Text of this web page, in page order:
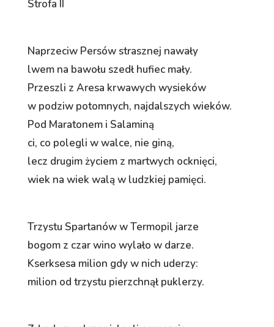
Strofa II
Naprzeciw Persów strasznej nawały
lwem na bawołu szedł hufiec mały.
Przeszli z Aresa krwawych wysieków
w podziw potomnych, najdalszych wieków.
Pod Maratonem i Salaminą
ci, co polegli w walce, nie giną,
lecz drugim życiem z martwych ocknięci,
wiek na wiek walą w ludzkiej pamięci.
Trzystu Spartanów w Termopil jarze
bogom z czar wino wylało w darze.
Kserksesa milion gdy w nich uderzy:
milion od trzystu pierzchnął puklerzy.